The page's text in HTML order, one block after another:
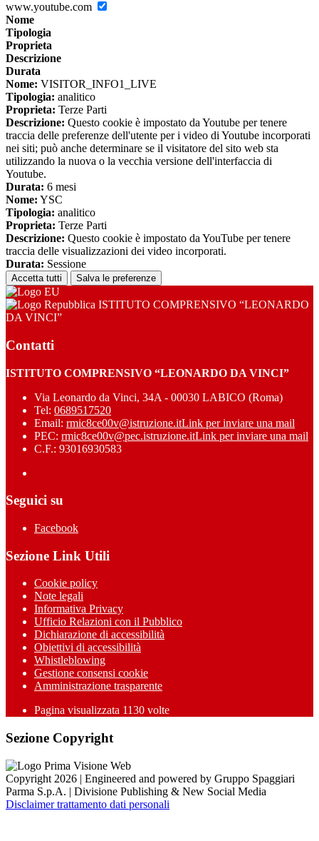
www.youtube.com
Nome
Tipologia
Proprieta
Descrizione
Durata
Nome: VISITOR_INFO1_LIVE
Tipologia: analitico
Proprieta: Terze Parti
Descrizione: Questo cookie è impostato da Youtube per tenere
traccia delle preferenze dell'utente per i video di Youtube incorporati
nei siti; può anche determinare se il visitatore del sito web sta
utilizzando la nuova o la vecchia versione dell'interfaccia di
Youtube.
Durata: 6 mesi
Nome: YSC
Tipologia: analitico
Proprieta: Terze Parti
Descrizione: Questo cookie è impostato da YouTube per tenere
traccia delle visualizzazioni dei video incorporati.
Durata: Sessione
Accetta tutti Salva le preferenze
ISTITUTO COMPRENSIVO “LEONARDO
DA VINCI”
Contatti
ISTITUTO COMPRENSIVO “LEONARDO DA VINCI”
Via Leonardo da Vinci, 34A - 00030 LABICO (Roma)
Tel: 0689517520
Email: rmic8ce00v@istruzione.itLink per inviare una mail
PEC: rmic8ce00v@pec.istruzione.itLink per inviare una mail
C.F.: 93016930583
Seguici su
Facebook
Sezione Link Utili
Cookie policy
Note legali
Informativa Privacy
Ufficio Relazioni con il Pubblico
Dichiarazione di accessibilità
Obiettivi di accessibilità
Whistleblowing
Gestione consensi cookie
Amministrazione trasparente
Pagina visualizzata 1130 volte
Sezione Copyright
Copyright 2026 | Engineered and powered by Gruppo Spaggiari
Parma S.p.A. | Divisione Publishing & New Social Media
Disclaimer trattamento dati personali